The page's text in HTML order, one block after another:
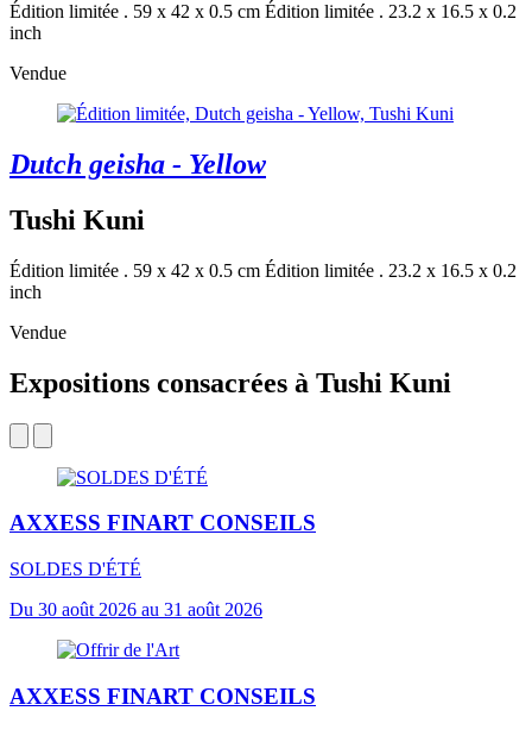
Édition limitée . 59 x 42 x 0.5 cm Édition limitée . 23.2 x 16.5 x 0.2
inch
Vendue
Dutch geisha - Yellow
Tushi Kuni
Édition limitée . 59 x 42 x 0.5 cm Édition limitée . 23.2 x 16.5 x 0.2
inch
Vendue
Expositions consacrées à Tushi Kuni
AXXESS FINART CONSEILS
SOLDES D'ÉTÉ
Du 30 août 2026 au 31 août 2026
AXXESS FINART CONSEILS